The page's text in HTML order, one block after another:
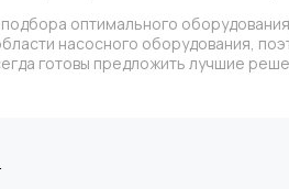
оптимального
насосного оборудования,
готовы предложить лучшие